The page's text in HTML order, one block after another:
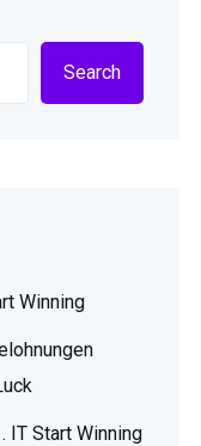
Search
Winning
IT Start Winning